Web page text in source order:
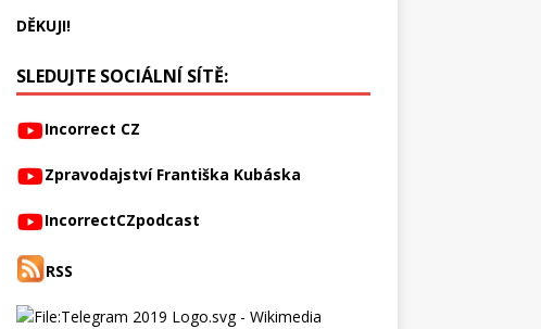
DĚKUJI!
SLEDUJTE SOCIÁLNÍ SÍTĚ:
Incorrect CZ
Zpravodajství Františka Kubáska
IncorrectCZpodcast
RSS